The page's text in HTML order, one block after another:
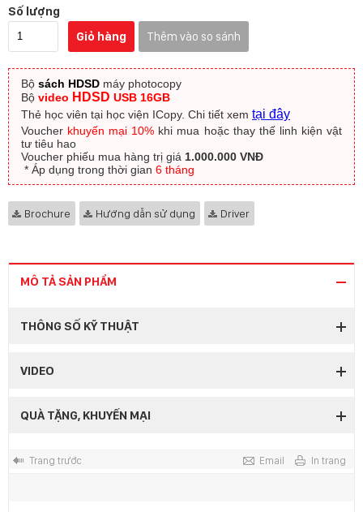
Số lượng
Giỏ hàng
Thêm vào so sánh
Bộ sách HDSD máy photocopy
Bộ video HDSD USB 16GB
Thẻ học viên tại học viện ICopy. Chi tiết xem tại đây
Voucher khuyến mại 10% khi mua hoặc thay thế linh kiện vật
tư tiêu hao
Voucher phiếu mua hàng trị giá 1.000.000 VNĐ
​ * Áp dụng trong thời gian 6 tháng
Brochure Hướng dẫn sử dụng Driver
MÔ TẢ SẢN PHẨM
THÔNG SỐ KỸ THUẬT
VIDEO
QUÀ TẶNG, KHUYẾN MẠI
Trang trước Email In trang